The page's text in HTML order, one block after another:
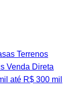
Terrenos
Venda Direta
até R$ 300 mil